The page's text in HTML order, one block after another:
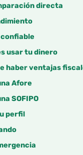
directa
usar tu dinero
haber ventajas
Afore
SOFIPO
perfil